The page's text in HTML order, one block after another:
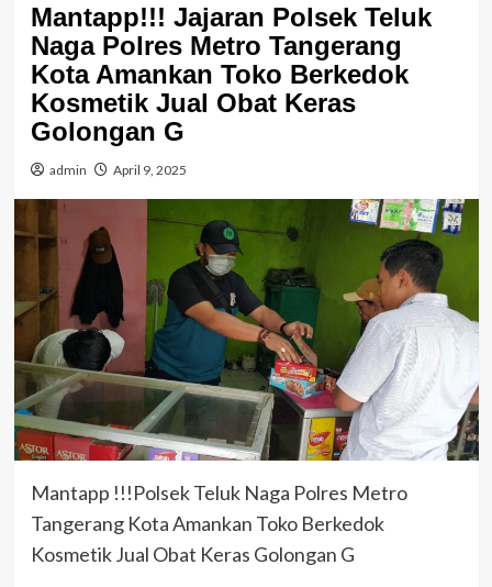
Mantapp!!! Jajaran Polsek Teluk
Naga Polres Metro Tangerang
Kota Amankan Toko Berkedok
Kosmetik Jual Obat Keras
Golongan G
admin April 9, 2025
Mantapp !!!Polsek Teluk Naga Polres Metro
Tangerang Kota Amankan Toko Berkedok
Kosmetik Jual Obat Keras Golongan G